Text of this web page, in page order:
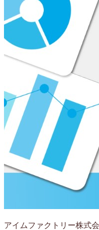
アイムファクトリー株式